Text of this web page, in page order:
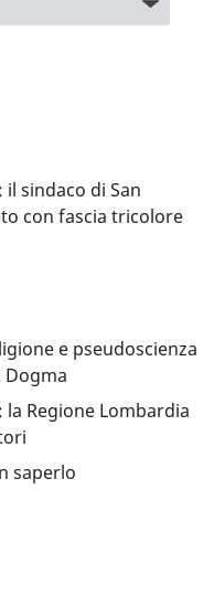
sindaco di San
con fascia tricolore
e pseudoscienza
Dogma
la Regione Lombardia
saperlo